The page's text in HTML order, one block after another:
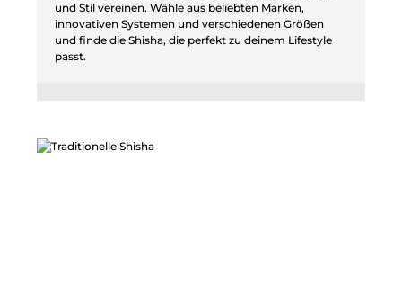
und Stil vereinen. Wähle aus beliebten Marken,
innovativen Systemen und verschiedenen Größen
und finde die Shisha, die perfekt zu deinem Lifestyle
passt.